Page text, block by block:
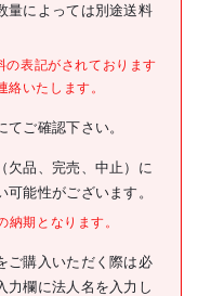
プ配管の壁面への押え
量によっては別途送料
表記がされております
いたします。
ご確認下さい。
欠品、完売、中止）に
能性がございます。
期となります。
ご購入いただく際は必
力欄に法人名を入力し